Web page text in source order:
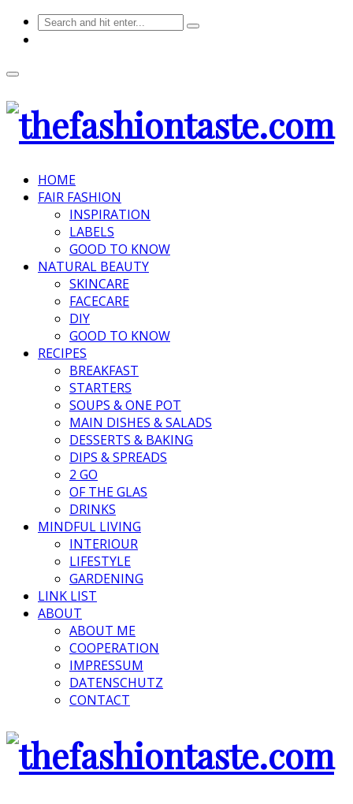
HOME
FAIR FASHION
INSPIRATION
LABELS
GOOD TO KNOW
NATURAL BEAUTY
SKINCARE
FACECARE
DIY
GOOD TO KNOW
RECIPES
BREAKFAST
STARTERS
SOUPS & ONE POT
MAIN DISHES & SALADS
DESSERTS & BAKING
DIPS & SPREADS
2 GO
OF THE GLAS
DRINKS
MINDFUL LIVING
INTERIOUR
LIFESTYLE
GARDENING
LINK LIST
ABOUT
ABOUT ME
COOPERATION
IMPRESSUM
DATENSCHUTZ
CONTACT